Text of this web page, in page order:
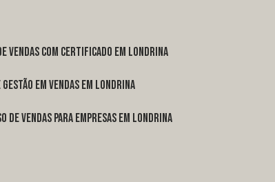
vendas com certificado em Londrina
gestão em vendas em Londrina
de vendas para empresas em Londrina